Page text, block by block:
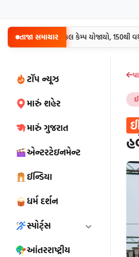
તાજા સમાચાર
માટે મેડિકલ કેમ્પ યોજાયો, 150થી વધુ
ટૉપ ન્યૂઝ
મારું શહેર
મારું ગુજરાત
એન્ટરટેઇનમેન્ટ
ઈન્ડિયા
ધર્મ દર્શન
સ્પોર્ટ્સ
આંતરરાષ્ટ્રીય